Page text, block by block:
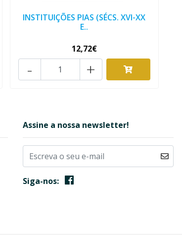
INSTITUIÇÕES PIAS (SÉCS. XVI-XX
E..
12,72€
+
-
Assine a nossa newsletter!
Siga-nos: